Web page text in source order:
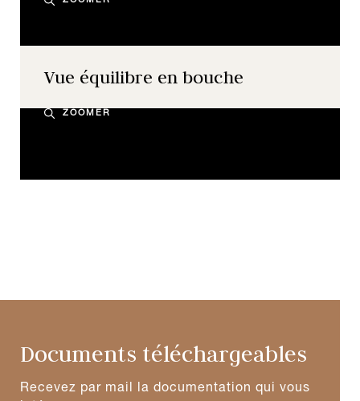
Vue équilibre en bouche
ZOOMER
Documents téléchargeables
Recevez par mail la documentation qui vous